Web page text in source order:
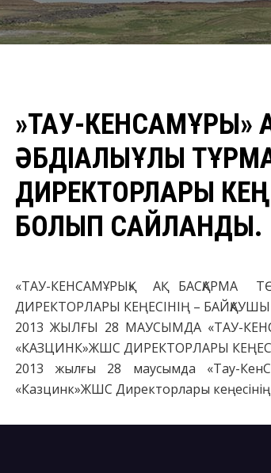
​»ТАУ-КЕНСАМҰРЫҚ»
ӘБДІҚАЛЫҚҰЛЫ
ДИРЕКТОРЛАРЫ
БОЛЫП САЙЛАНДЫ.
«ТАУ-КЕНСАМҰРЫҚ» АҚ БАСҚАРМА
ДИРЕКТОРЛАРЫ КЕҢЕСІНІҢ –
2013 ЖЫЛҒЫ 28 МАУСЫМДА «ТАУ-
«КАЗЦИНК»ЖШС ДИРЕКТОРЛАРЫ
2013 жылғы 28 маусымда «Тау-
«Казцинк»ЖШС Директорлары